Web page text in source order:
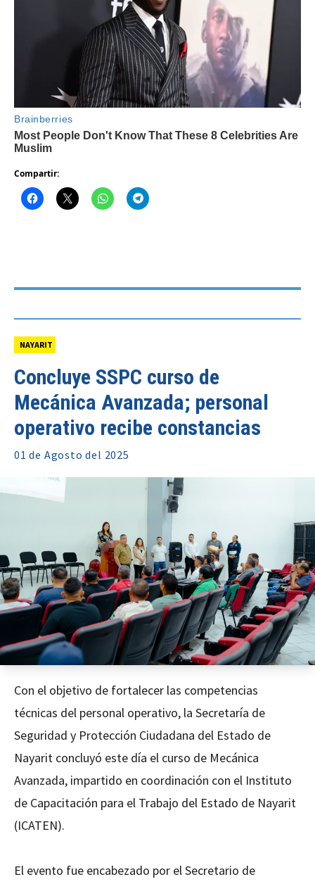
Compartir:
NAYARIT
Concluye SSPC curso de
Mecánica Avanzada; personal
operativo recibe constancias
01 de Agosto del 2025
Con el objetivo de fortalecer las competencias
técnicas del personal operativo, la Secretaría de
Seguridad y Protección Ciudadana del Estado de
Nayarit concluyó este día el curso de Mecánica
Avanzada, impartido en coordinación con el Instituto
de Capacitación para el Trabajo del Estado de Nayarit
(ICATEN).
El evento fue encabezado por el Secretario de